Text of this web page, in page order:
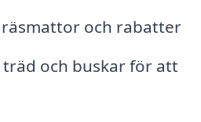
och rabatter
träd och buskar för att